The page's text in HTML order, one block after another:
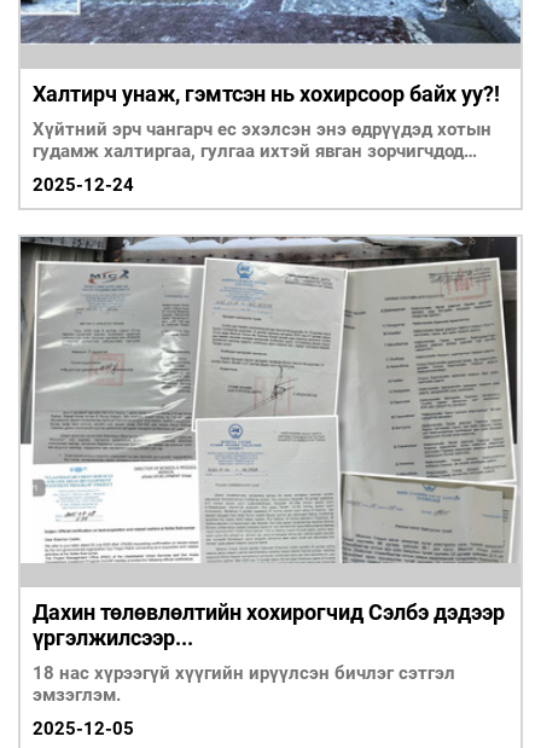
Халтирч унаж, гэмтсэн нь хохирсоор байх уу?!
Хүйтний эрч чангарч ес эхэлсэн энэ өдрүүдэд хотын
гудамж халтиргаа, гулгаа ихтэй явган зорчигчдод
халтай байна.
2025-12-24
Дахин төлөвлөлтийн хохирогчид Сэлбэ дэдээр
үргэлжилсээр...
18 нас хүрээгүй хүүгийн ирүүлсэн бичлэг сэтгэл
эмзэглэм.
2025-12-05